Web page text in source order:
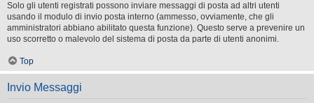
Solo gli utenti registrati possono inviare messaggi di posta ad altri utenti
usando il modulo di invio posta interno (ammesso, ovviamente, che gli
amministratori abbiano abilitato questa funzione). Questo serve a prevenire un
uso scorretto o malevolo del sistema di posta da parte di utenti anonimi.
Top
Invio Messaggi